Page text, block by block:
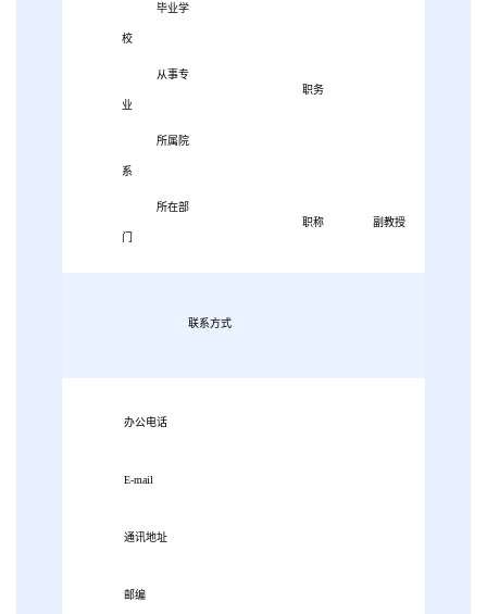
毕业学
校
从事专
业
职务
所属院
系
所在部
门
职称 副教授
联系方式
办公电话
E-mail
通讯地址
邮编